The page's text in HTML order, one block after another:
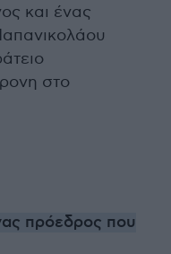
και ένας
στο
πρόεδρος που